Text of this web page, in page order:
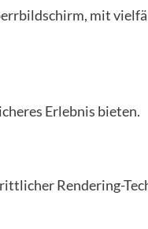
mit
Erlebnis bieten.
Rendering-